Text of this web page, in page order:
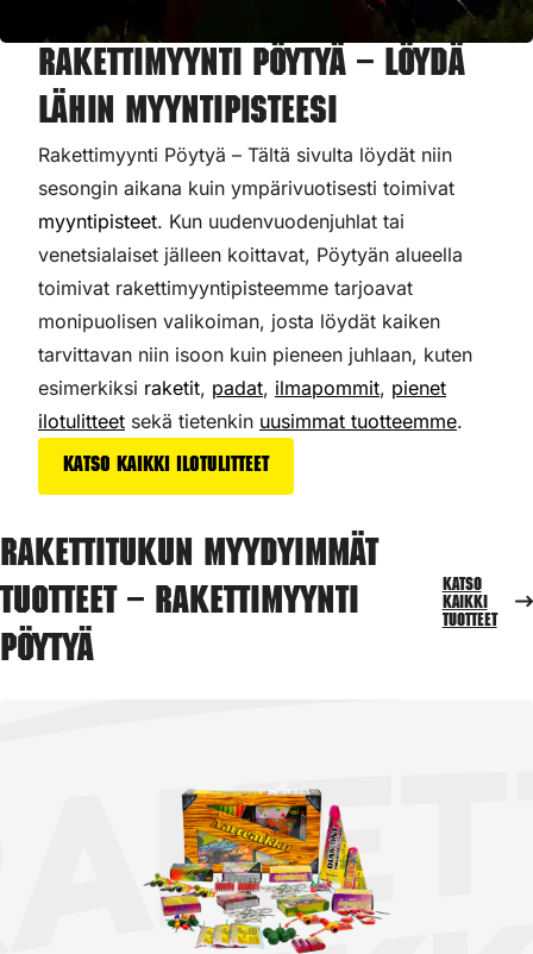
Rakettimyynti Pöytyä – Löydä
lähin myyntipisteesi
Rakettimyynti Pöytyä – Tältä sivulta löydät niin
sesongin aikana kuin ympärivuotisesti toimivat
myyntipisteet. Kun uudenvuodenjuhlat tai
venetsialaiset jälleen koittavat, Pöytyän alueella
toimivat rakettimyyntipisteemme tarjoavat
monipuolisen valikoiman, josta löydät kaiken
tarvittavan niin isoon kuin pieneen juhlaan, kuten
esimerkiksi raketit, padat, ilmapommit, pienet
ilotulitteet sekä tietenkin uusimmat tuotteemme.
Katso kaikki ilotulitteet
Rakettitukun myydyimmät
tuotteet – Rakettimyynti
Pöytyä
Katso
kaikki
tuotteet